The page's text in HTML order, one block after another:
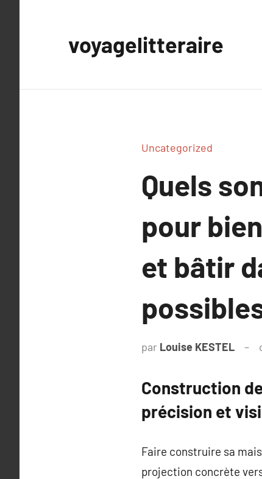
voyagelitteraire
Uncategorized
Quels
pour
et bâtir
par Louise KESTEL
Construction
précision et
Faire construire sa
projection concrète